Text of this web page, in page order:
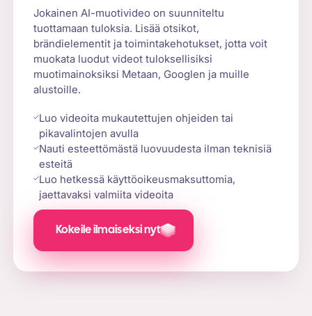
Jokainen AI-muotivideo on suunniteltu
tuottamaan tuloksia. Lisää otsikot,
brändielementit ja toimintakehotukset, jotta voit
muokata luodut videot tuloksellisiksi
muotimainoksiksi Metaan, Googlen ja muille
alustoille.
Luo videoita mukautettujen ohjeiden tai
pikavalintojen avulla
Nauti esteettömästä luovuudesta ilman teknisiä
esteitä
Luo hetkessä käyttöoikeusmaksuttomia,
jaettavaksi valmiita videoita
Kokeile ilmaiseksi nyt